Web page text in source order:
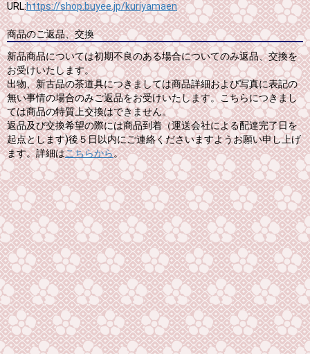
URL:https://shop.buyee.jp/kuriyamaen
商品のご返品、交換
新品商品については初期不良のある場合についてのみ返品、交換を
お受けいたします。
出物、新古品の茶道具につきましては商品詳細および写真に表記の
無い事情の場合のみご返品をお受けいたします。こちらにつきまし
ては商品の特質上交換はできません。
返品及び交換希望の際には商品到着（運送会社による配達完了日を
起点とします)後５日以内にご連絡くださいますようお願い申し上げ
ます。詳細はこちらから。